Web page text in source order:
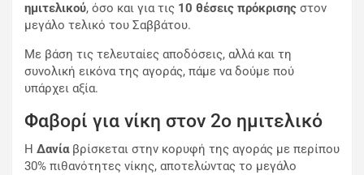
ημιτελικού, όσο και για τις 10 θέσεις πρόκρισης στον
μεγάλο τελικό του Σαββάτου.
Με βάση τις τελευταίες αποδόσεις, αλλά και τη
συνολική εικόνα της αγοράς, πάμε να δούμε πού
υπάρχει αξία.
Φαβορί για νίκη στον 2ο ημιτελικό
Η Δανίαβρίσκεται στην κορυφή της αγοράς με περίπου
30% πιθανότητες νίκης, αποτελώντας το μεγάλο